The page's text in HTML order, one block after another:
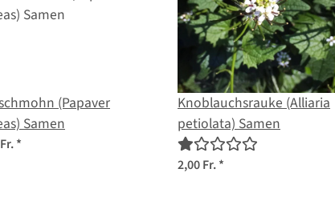
(Papaver
Samen
*
Knoblauchsrauke (Alliaria
petiolata) Samen
2,00 Fr.*